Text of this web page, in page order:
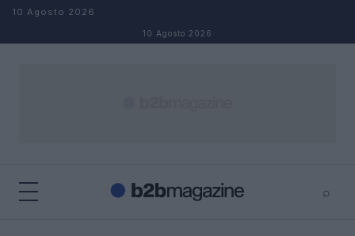
Salta al contenuto
10 Agosto 2026
10 Agosto 2026
⌕